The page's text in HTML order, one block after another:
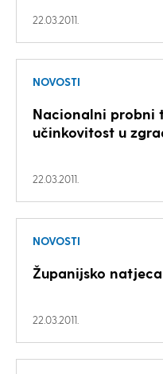
22.03.2011.
NOVOSTI
Nacionalni probni
učinkovitost u
22.03.2011.
NOVOSTI
Županijsko
22.03.2011.